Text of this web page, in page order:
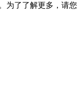
为了了解更多，请您